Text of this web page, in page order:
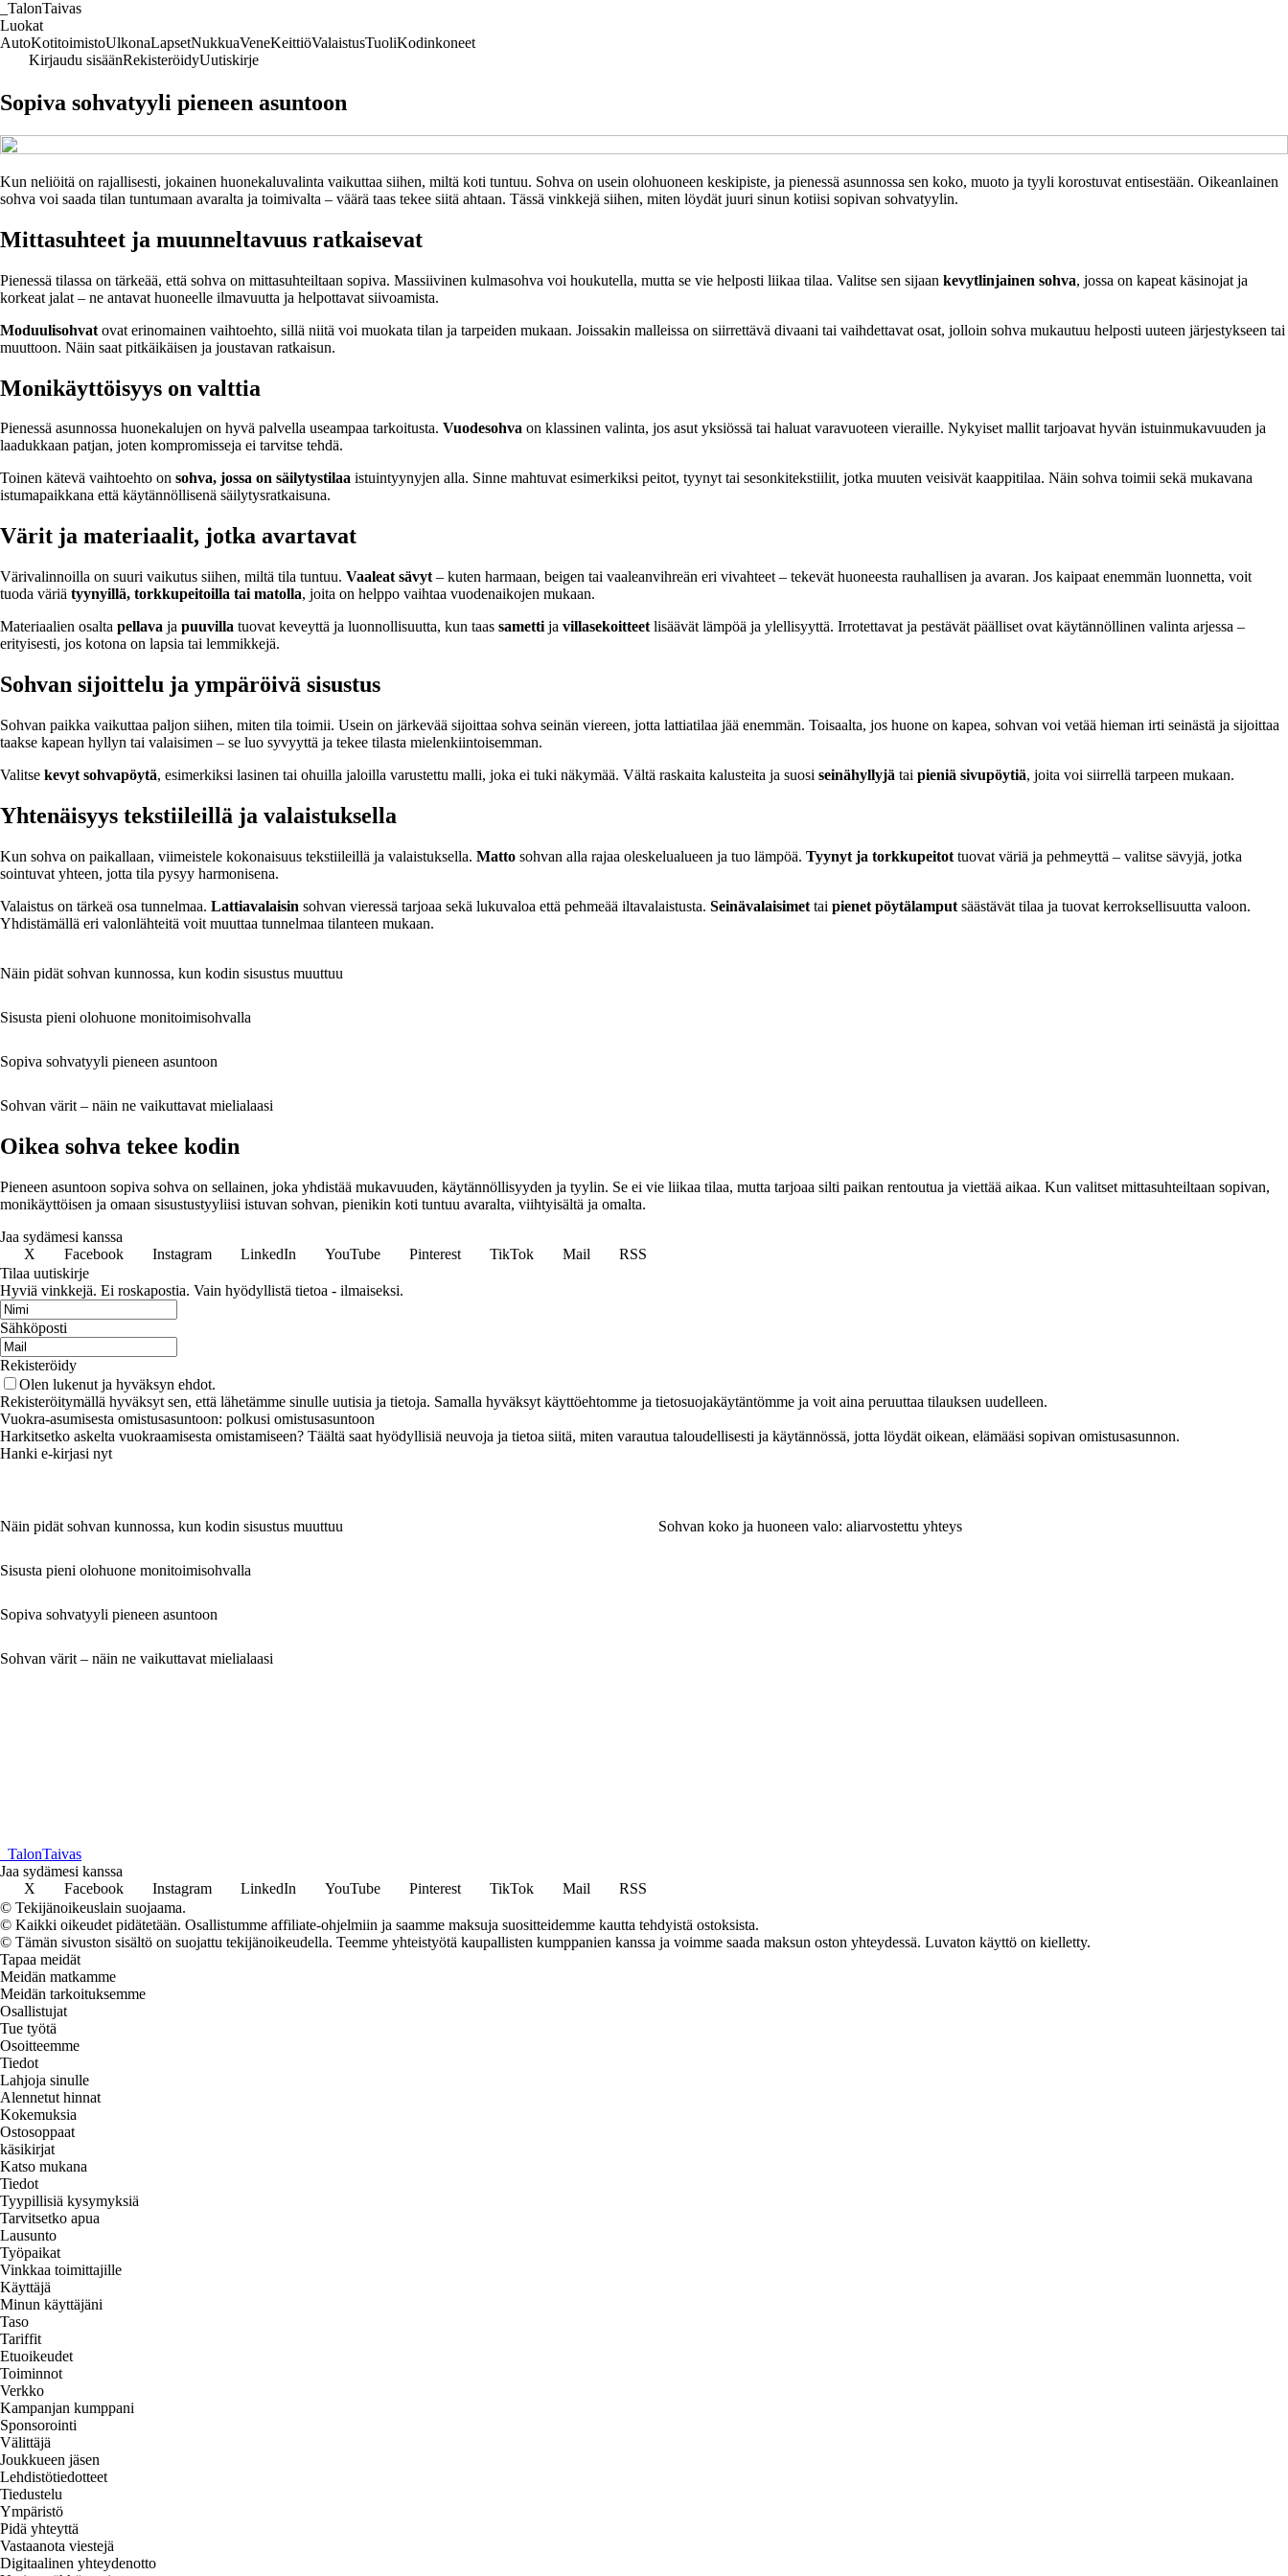
TalonTaivas
Luokat
AutoKotitoimistoUlkonaLapsetNukkuaVeneKeittiöValaistusTuoliKodinkoneet
Kirjaudu sisäänRekisteröidyUutiskirje
Sopiva sohvatyyli pieneen asuntoon
Kun neliöitä on rajallisesti, jokainen huonekaluvalinta vaikuttaa siihen, miltä koti tuntuu. Sohva on usein olohuoneen keskipiste, ja pienessä asunnossa sen koko, muoto ja tyyli korostuvat entisestään. Oikeanlainen
sohva voi saada tilan tuntumaan avaralta ja toimivalta – väärä taas tekee siitä ahtaan. Tässä vinkkejä siihen, miten löydät juuri sinun kotiisi sopivan sohvatyylin.
Mittasuhteet ja muunneltavuus ratkaisevat
Pienessä tilassa on tärkeää, että sohva on mittasuhteiltaan sopiva. Massiivinen kulmasohva voi houkutella, mutta se vie helposti liikaa tilaa. Valitse sen sijaan kevytlinjainen sohva, jossa on kapeat käsinojat ja
korkeat jalat – ne antavat huoneelle ilmavuutta ja helpottavat siivoamista.
Moduulisohvat ovat erinomainen vaihtoehto, sillä niitä voi muokata tilan ja tarpeiden mukaan. Joissakin malleissa on siirrettävä divaani tai vaihdettavat osat, jolloin sohva mukautuu helposti uuteen järjestykseen tai
muuttoon. Näin saat pitkäikäisen ja joustavan ratkaisun.
Monikäyttöisyys on valttia
Pienessä asunnossa huonekalujen on hyvä palvella useampaa tarkoitusta. Vuodesohva on klassinen valinta, jos asut yksiössä tai haluat varavuoteen vieraille. Nykyiset mallit tarjoavat hyvän istuinmukavuuden ja
laadukkaan patjan, joten kompromisseja ei tarvitse tehdä.
Toinen kätevä vaihtoehto on sohva, jossa on säilytystilaa istuintyynyjen alla. Sinne mahtuvat esimerkiksi peitot, tyynyt tai sesonkitekstiilit, jotka muuten veisivät kaappitilaa. Näin sohva toimii sekä mukavana
istumapaikkana että käytännöllisenä säilytysratkaisuna.
Värit ja materiaalit, jotka avartavat
Värivalinnoilla on suuri vaikutus siihen, miltä tila tuntuu. Vaaleat sävyt – kuten harmaan, beigen tai vaaleanvihreän eri vivahteet – tekevät huoneesta rauhallisen ja avaran. Jos kaipaat enemmän luonnetta, voit
tuoda väriä tyynyillä, torkkupeitoilla tai matolla, joita on helppo vaihtaa vuodenaikojen mukaan.
Materiaalien osalta pellava ja puuvilla tuovat keveyttä ja luonnollisuutta, kun taas sametti ja villasekoitteet lisäävät lämpöä ja ylellisyyttä. Irrotettavat ja pestävät päälliset ovat käytännöllinen valinta arjessa –
erityisesti, jos kotona on lapsia tai lemmikkejä.
Sohvan sijoittelu ja ympäröivä sisustus
Sohvan paikka vaikuttaa paljon siihen, miten tila toimii. Usein on järkevää sijoittaa sohva seinän viereen, jotta lattiatilaa jää enemmän. Toisaalta, jos huone on kapea, sohvan voi vetää hieman irti seinästä ja sijoittaa
taakse kapean hyllyn tai valaisimen – se luo syvyyttä ja tekee tilasta mielenkiintoisemman.
Valitse kevyt sohvapöytä, esimerkiksi lasinen tai ohuilla jaloilla varustettu malli, joka ei tuki näkymää. Vältä raskaita kalusteita ja suosi seinähyllyjä tai pieniä sivupöytiä, joita voi siirrellä tarpeen mukaan.
Yhtenäisyys tekstiileillä ja valaistuksella
Kun sohva on paikallaan, viimeistele kokonaisuus tekstiileillä ja valaistuksella. Matto sohvan alla rajaa oleskelualueen ja tuo lämpöä. Tyynyt ja torkkupeitot tuovat väriä ja pehmeyttä – valitse sävyjä, jotka
sointuvat yhteen, jotta tila pysyy harmonisena.
Valaistus on tärkeä osa tunnelmaa. Lattiavalaisin sohvan vieressä tarjoaa sekä lukuvaloa että pehmeää iltavalaistusta. Seinävalaisimet tai pienet pöytälamput säästävät tilaa ja tuovat kerroksellisuutta valoon.
Yhdistämällä eri valonlähteitä voit muuttaa tunnelmaa tilanteen mukaan.
Näin pidät sohvan kunnossa, kun kodin sisustus muuttuu
Sisusta pieni olohuone monitoimisohvalla
Sopiva sohvatyyli pieneen asuntoon
Sohvan värit – näin ne vaikuttavat mielialaasi
Oikea sohva tekee kodin
Pieneen asuntoon sopiva sohva on sellainen, joka yhdistää mukavuuden, käytännöllisyyden ja tyylin. Se ei vie liikaa tilaa, mutta tarjoaa silti paikan rentoutua ja viettää aikaa. Kun valitset mittasuhteiltaan sopivan,
monikäyttöisen ja omaan sisustustyyliisi istuvan sohvan, pienikin koti tuntuu avaralta, viihtyisältä ja omalta.
Jaa sydämesi kanssa
X
Facebook Instagram LinkedIn YouTube Pinterest TikTok Mail
RSS
Tilaa uutiskirje
Hyviä vinkkejä. Ei roskapostia. Vain hyödyllistä tietoa - ilmaiseksi.
Sähköposti
Rekisteröidy
Olen lukenut ja hyväksyn ehdot.
Rekisteröitymällä hyväksyt sen, että lähetämme sinulle uutisia ja tietoja. Samalla hyväksyt käyttöehtomme ja tietosuojakäytäntömme ja voit aina peruuttaa tilauksen uudelleen.
Vuokra-asumisesta omistusasuntoon: polkusi omistusasuntoon
Harkitsetko askelta vuokraamisesta omistamiseen? Täältä saat hyödyllisiä neuvoja ja tietoa siitä, miten varautua taloudellisesti ja käytännössä, jotta löydät oikean, elämääsi sopivan omistusasunnon.
Hanki e-kirjasi nyt
Näin pidät sohvan kunnossa, kun kodin sisustus muuttuu
Sisusta pieni olohuone monitoimisohvalla
Sopiva sohvatyyli pieneen asuntoon
Sohvan värit – näin ne vaikuttavat mielialaasi
Sohvan koko ja huoneen valo: aliarvostettu yhteys
TalonTaivas
Jaa sydämesi kanssa
X
Facebook Instagram LinkedIn YouTube Pinterest TikTok Mail
RSS
© Tekijänoikeuslain suojaama.
© Kaikki oikeudet pidätetään. Osallistumme affiliate-ohjelmiin ja saamme maksuja suositteidemme kautta tehdyistä ostoksista.
© Tämän sivuston sisältö on suojattu tekijänoikeudella. Teemme yhteistyötä kaupallisten kumppanien kanssa ja voimme saada maksun oston yhteydessä. Luvaton käyttö on kielletty.
Tapaa meidät
Meidän matkamme
Meidän tarkoituksemme
Osallistujat
Tue työtä
Osoitteemme
Tiedot
Lahjoja sinulle
Alennetut hinnat
Kokemuksia
Ostosoppaat
käsikirjat
Katso mukana
Tiedot
Tyypillisiä kysymyksiä
Tarvitsetko apua
Lausunto
Työpaikat
Vinkkaa toimittajille
Käyttäjä
Minun käyttäjäni
Taso
Tariffit
Etuoikeudet
Toiminnot
Verkko
Kampanjan kumppani
Sponsorointi
Välittäjä
Joukkueen jäsen
Lehdistötiedotteet
Tiedustelu
Ympäristö
Pidä yhteyttä
Vastaanota viestejä
Digitaalinen yhteydenotto